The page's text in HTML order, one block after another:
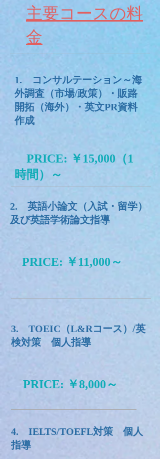
主要コースの料
金
1. コンサルテーション～海
外調査（市場/政策）・販路
開拓（海外）・英文PR資料
作成
PRICE: ￥15,000（1
時間）～
2. 英語小論文（入試・留学）
及び英語学術論文指導
PRICE: ￥11,000～
3. TOEIC（L&Rコース）/英
検対策 個人指導
PRICE: ￥8,000～
4. IELTS/TOEFL対策 個人
指導